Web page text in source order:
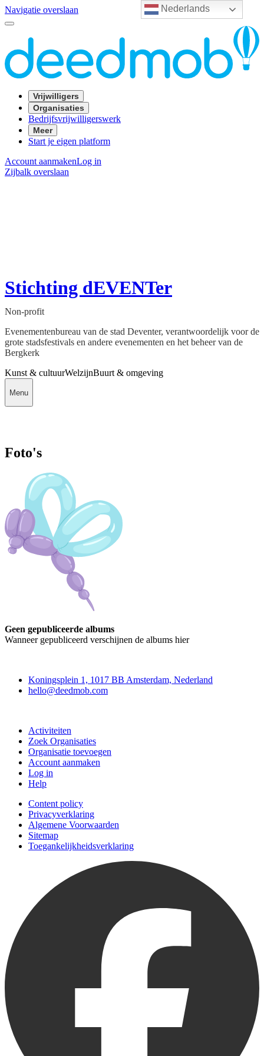
Nederlands
Navigatie overslaan
Vrijwilligers
Organisaties
Bedrijfsvrijwilligerswerk
Meer
Start je eigen platform
Account aanmakenLog in
Zijbalk overslaan
Stichting dEVENTer
Non-profit
Evenementenbureau van de stad Deventer, verantwoordelijk voor de
grote stadsfestivals en andere evenementen en het beheer van de
Bergkerk
Kunst & cultuurWelzijnBuurt & omgeving
Menu
Foto's
Geen gepubliceerde albums
Wanneer gepubliceerd verschijnen de albums hier
Koningsplein 1, 1017 BB Amsterdam, Nederland
hello@deedmob.com
Activiteiten
Zoek Organisaties
Organisatie toevoegen
Account aanmaken
Log in
Help
Content policy
Privacyverklaring
Algemene Voorwaarden
Sitemap
Toegankelijkheidsverklaring